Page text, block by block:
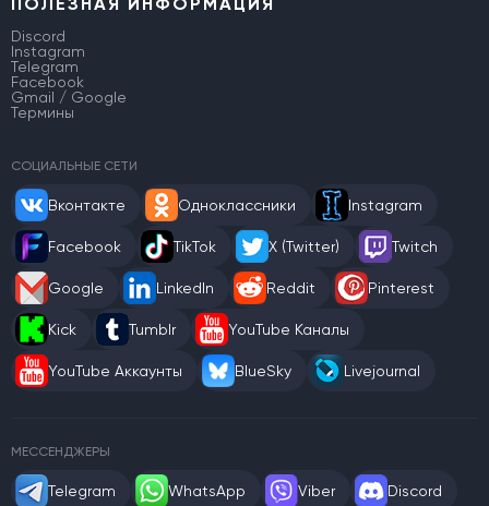
ПОЛЕЗНАЯ ИНФОРМАЦИЯ
Discord
Instagram
Telegram
Facebook
Gmail / Google
Термины
СОЦИАЛЬНЫЕ СЕТИ
Вконтакте Одноклассники Instagram
Facebook TikTok X (Twitter) Twitch
Google LinkedIn Reddit Pinterest
Kick Tumblr YouTube Каналы
YouTube Аккаунты BlueSky Livejournal
МЕССЕНДЖЕРЫ
Telegram WhatsApp Viber Discord